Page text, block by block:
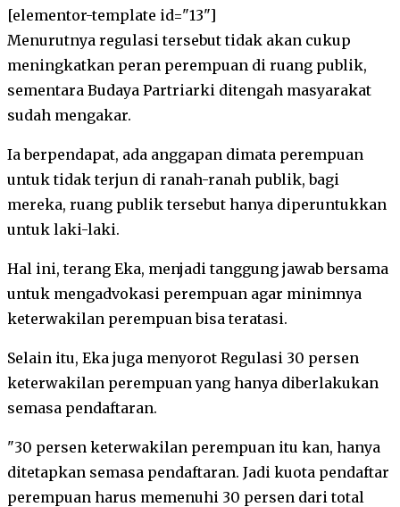
[elementor-template id="13"]
Menurutnya regulasi tersebut tidak akan cukup
meningkatkan peran perempuan di ruang publik,
sementara Budaya Partriarki ditengah masyarakat
sudah mengakar.
Ia berpendapat, ada anggapan dimata perempuan
untuk tidak terjun di ranah-ranah publik, bagi
mereka, ruang publik tersebut hanya diperuntukkan
untuk laki-laki.
Hal ini, terang Eka, menjadi tanggung jawab bersama
untuk mengadvokasi perempuan agar minimnya
keterwakilan perempuan bisa teratasi.
Selain itu, Eka juga menyorot Regulasi 30 persen
keterwakilan perempuan yang hanya diberlakukan
semasa pendaftaran.
"30 persen keterwakilan perempuan itu kan, hanya
ditetapkan semasa pendaftaran. Jadi kuota pendaftar
perempuan harus memenuhi 30 persen dari total